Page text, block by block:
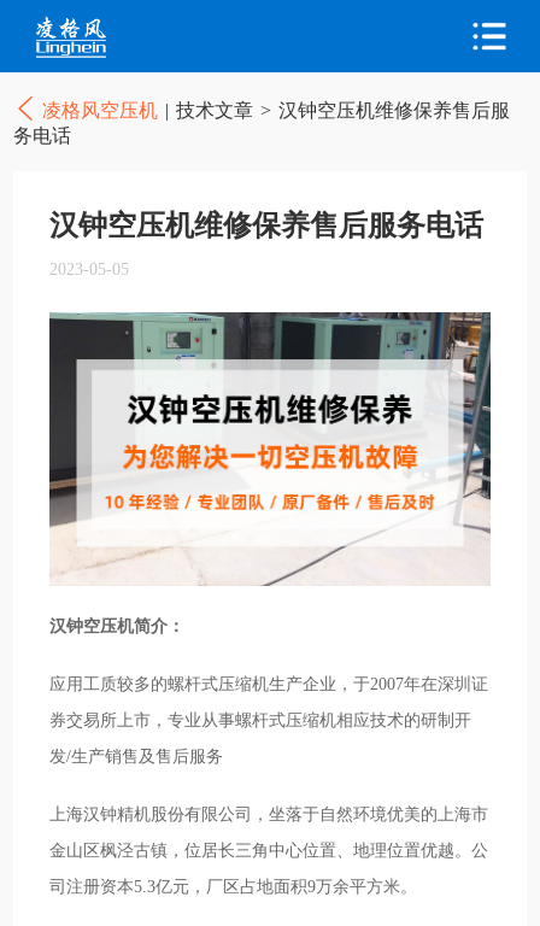
凌格风空压机 | 技术文章 > 汉钟空压机维修保养售后服
务电话
汉钟空压机维修保养售后服务电话
2023-05-05
汉钟空压机简介：
应用工质较多的螺杆式压缩机生产企业，于2007年在深圳证
券交易所上市，专业从事螺杆式压缩机相应技术的研制开
发/生产销售及售后服务
上海汉钟精机股份有限公司，坐落于自然环境优美的上海市
金山区枫泾古镇，位居长三角中心位置、地理位置优越。公
司注册资本5.3亿元，厂区占地面积9万余平方米。